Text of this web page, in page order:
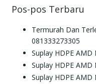
Pos-pos Terbaru
Termurah Dan
081333273305
Suplay HDPE
Suplay HDPE
Suplay HDPE